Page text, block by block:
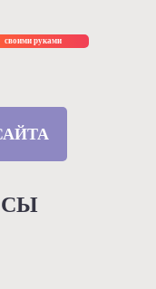
своими руками